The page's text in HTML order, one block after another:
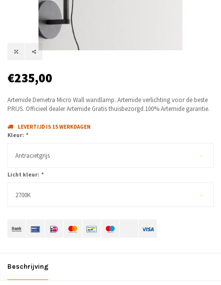
€235,00
Artemide Demetra Micro Wall wandlamp. Artemide verlichting voor de beste
PRIJS. Officieel dealer Artemide Gratis thuisbezorgd.100% Artemide garantie.
LEVERTIJD IS 15 WERKDAGEN
Kleur: *
Antracietgrijs
Licht kleur: *
2700K
Beschrijving